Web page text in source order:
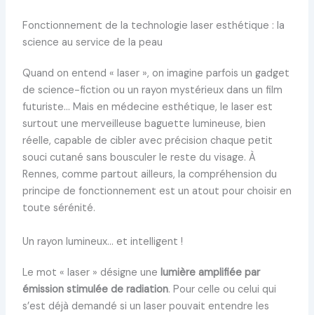
Fonctionnement de la technologie laser esthétique : la
science au service de la peau
Quand on entend « laser », on imagine parfois un gadget
de science-fiction ou un rayon mystérieux dans un film
futuriste… Mais en médecine esthétique, le laser est
surtout une merveilleuse baguette lumineuse, bien
réelle, capable de cibler avec précision chaque petit
souci cutané sans bousculer le reste du visage. À
Rennes, comme partout ailleurs, la compréhension du
principe de fonctionnement est un atout pour choisir en
toute sérénité.
Un rayon lumineux… et intelligent !
Le mot « laser » désigne une lumière amplifiée par
émission stimulée de radiation. Pour celle ou celui qui
s’est déjà demandé si un laser pouvait entendre les